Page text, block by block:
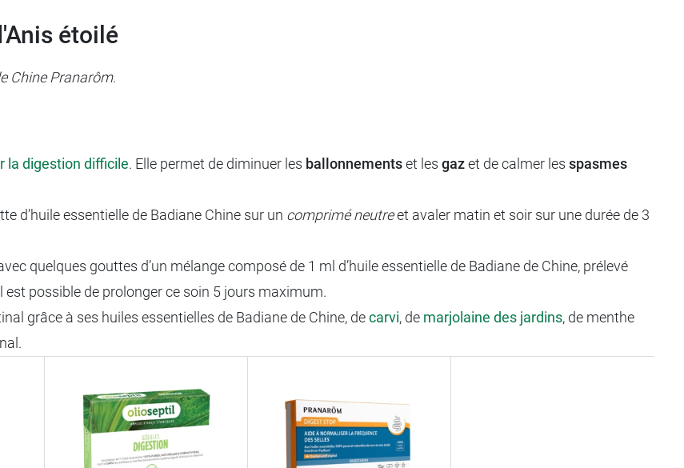
étoilé
Chine Pranarôm.
la digestion difficile. Elle permet de diminuer les ballonnementset les gazet de calmer les spasmes
d’huile essentielle de Badiane Chine sur un comprimé neutreet avaler matin et soir sur une durée de 3
quelques gouttes d’un mélange composé de 1 ml d’huile essentielle de Badiane de Chine, prélevé
est possible de prolonger ce soin 5 jours maximum.
grâce à ses huiles essentielles de Badiane de Chine, decarvi, de marjolaine des jardins, de menthe